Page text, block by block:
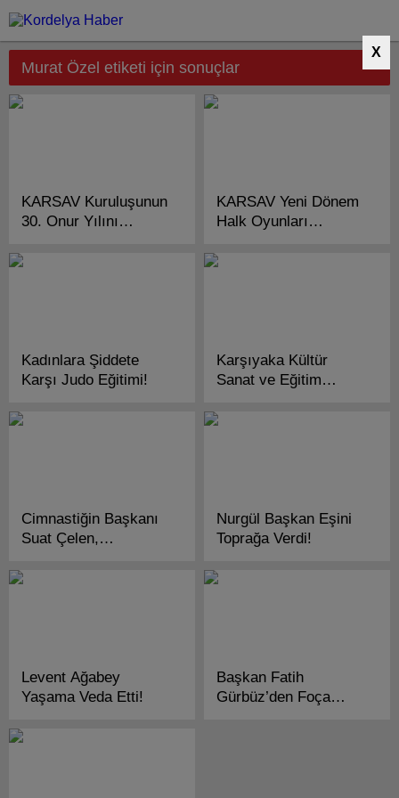
X
Murat Özel etiketi için sonuçlar
KARSAV Kuruluşunun
30. Onur Yılını
KARSAV Yeni Dönem
Halk Oyunları
Başlıyor!
Kadınlara Şiddete
Karşı Judo Eğitimi!
Karşıyaka Kültür
Sanat ve Eğitim
Mütevelli Heyet
Cimnastiğin Başkanı
Suat Çelen,
İsmail Göktekin Oldu!
Nurgül Başkan Eşini
Toprağa Verdi!
Levent Ağabey
Yaşama Veda Etti!
Başkan Fatih
Gürbüz’den Foça